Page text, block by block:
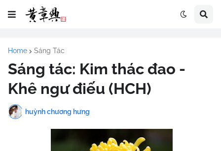
Home Sáng Tác
Sáng tác: Kim thác đao -
Khê ngư điếu (HCH)
huỳnh chương hưng